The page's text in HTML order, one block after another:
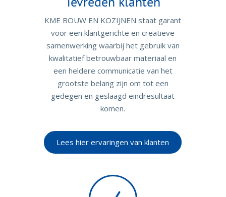
KME BOUW EN KOZIJNEN staat garant
voor een klantgerichte en creatieve
samenwerking waarbij het gebruik van
kwalitatief betrouwbaar materiaal en
een heldere communicatie van het
grootste belang zijn om tot een
gedegen en geslaagd eindresultaat
komen.
Lees hier ervaringen van klanten